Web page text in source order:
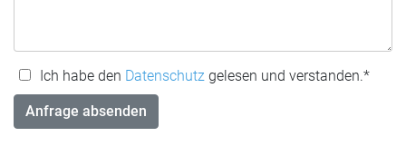
Ich habe den Datenschutz gelesen und verstanden.*
Anfrage absenden